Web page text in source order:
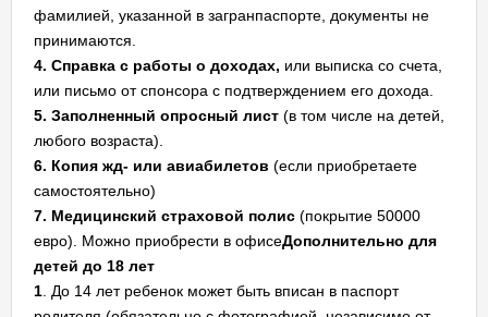
фамилией, указанной в загранпаспорте, документы не
принимаются.
4. Справка с работы о доходах, или выписка со счета,
или письмо от спонсора с подтверждением его дохода.
5. Заполненный опросный лист (в том числе на детей,
любого возраста).
6. Копия жд- или авиабилетов (если приобретаете
самостоятельно)
7. Медицинский страховой полис (покрытие 50000
евро). Можно приобрести в офисеДополнительно для
детей до 18 лет
1 . До 14 лет ребенок может быть вписан в паспорт